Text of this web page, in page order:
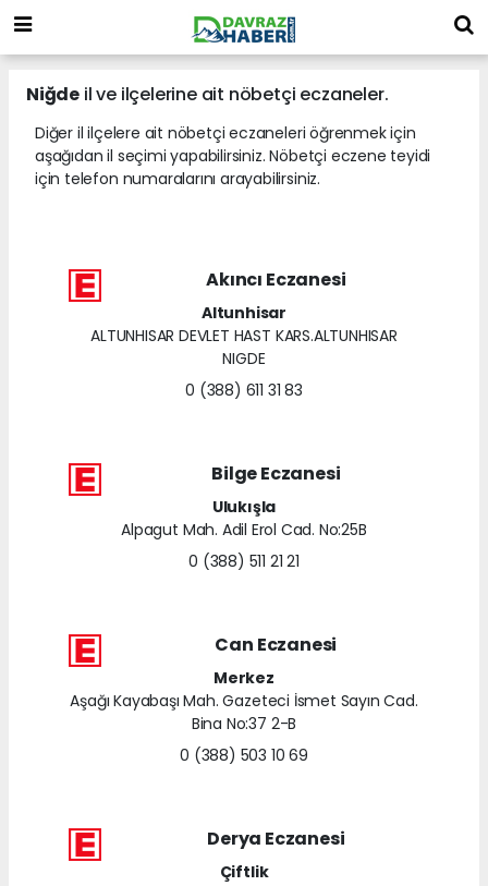
Niğde il ve ilçelerine ait nöbetçi eczaneler.
Diğer il ilçelere ait nöbetçi eczaneleri öğrenmek için
aşağıdan il seçimi yapabilirsiniz. Nöbetçi eczene teyidi
için telefon numaralarını arayabilirsiniz.
Akıncı Eczanesi
Altunhisar
ALTUNHISAR DEVLET HAST KARS.ALTUNHISAR
NIGDE
0 (388) 611 31 83
Bilge Eczanesi
Ulukışla
Alpagut Mah. Adil Erol Cad. No:25B
0 (388) 511 21 21
Can Eczanesi
Merkez
Aşağı Kayabaşı Mah. Gazeteci İsmet Sayın Cad.
Bina No:37 2-B
0 (388) 503 10 69
Derya Eczanesi
Çiftlik